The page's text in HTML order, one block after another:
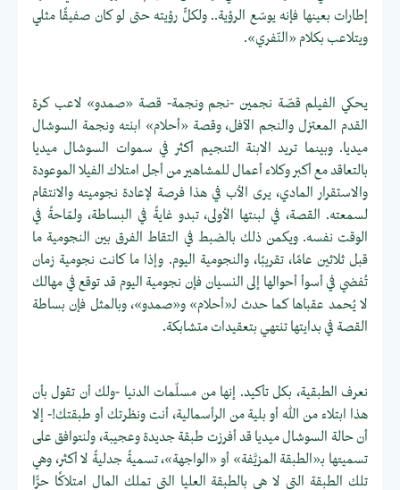
إطارات بعينها فإنه يوسّع الرؤية.. ولكلٍّ رؤيته حتى لو كان صفيقًا مثلي
ويتلاعب بكلام «النّفري».
يحكي الفيلم قصّة نجمين -نجم ونجمة- قصة «صمدو» لاعب كرة
القدم المعتزل والنجم الآفل، وقصة «أحلام» ابنته ونجمة السوشال
ميديا. وبينما تريد الابنة التنجيم أكثر في سموات السوشال ميديا
بالتعاقد مع أكبر وكلاء أعمال للمشاهير من أجل امتلاك الفيلا الموعودة
والاستقرار المادي، يرى الأب في هذا فرصة لإعادة نجوميته والانتقام
لسمعته. القصة، في لبنتها الأولى، تبدو غايةً في البساطة، ولمّاحةً في
الوقت نفسه. ويكمن ذلك بالضبط في التقاط الفرق بين النجومية ما
قبل ثلاثين عامًا، تقريبًا، والنجومية اليوم. وإذا ما كانت نجومية زمان
تُفضي في أسوأ أحوالها إلى النسيان فإن نجومية اليوم قد توقع في مهالك
لا يُحمد عقباها كما حدث لـ«أحلام» و«صمدو»، وبالمثل فإن بساطة
القصة في بدايتها تنتهي بتعقيدات متشابكة.
نعرف الطبقية، بكل تأكيد. إنها من مسلّمات الدنيا -ولك أن تقول بأن
هذا ابتلاء من الله أو بلية من الرأسمالية، أنت ونظرتك أو طبقتك!- إلا
أن حالة السوشال ميديا قد أفرزت طبقة جديدة وعجيبة، ولنتوافق على
تسميتها بـ«الطبقة المزيَّفة» أو «الواجهة»، تسميةً جدليةً لا أكثر، وهي
تلك الطبقة التي لا هي بالطبقة العليا التي تملك المال امتلاكًا حرًّا